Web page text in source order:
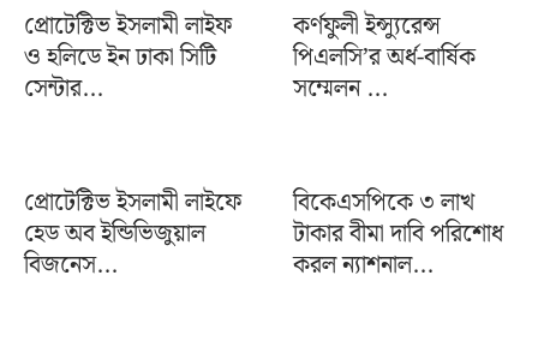
প্রোটেক্টিভ ইসলামী লাইফ
ও হলিডে ইন ঢাকা সিটি
সেন্টার...
কর্ণফুলী ইন্স্যুরেন্স
পিএলসি’র অর্ধ-বার্ষিক
সম্মেলন ...
প্রোটেক্টিভ ইসলামী লাইফে
হেড অব ইন্ডিভিজুয়াল
বিজনেস...
বিকেএসপিকে ৩ লাখ
টাকার বীমা দাবি পরিশোধ
করল ন্যাশনাল...